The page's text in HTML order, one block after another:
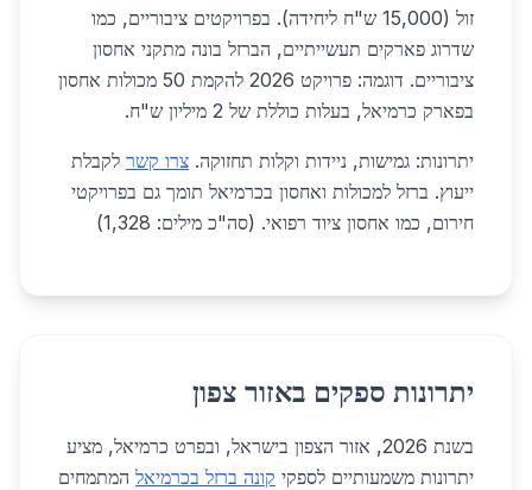
זול (15,000 ש"ח ליחידה). בפרויקטים ציבוריים, כמו
שדרוג פארקים תעשייתיים, הברזל בונה מתקני אחסון
ציבוריים. דוגמה: פרויקט 2026 להקמת 50 מכולות אחסון
בפארק כרמיאל, בעלות כוללת של 2 מיליון ש"ח.
יתרונות: גמישות, ניידות וקלות תחזוקה. צרו קשר לקבלת
ייעוץ. ברזל למכולות ואחסון בכרמיאל תומך גם בפרויקטי
חירום, כמו אחסון ציוד רפואי. (סה"כ מילים: 1,328)
יתרונות ספקים באזור צפון
בשנת 2026, אזור הצפון בישראל, ובפרט כרמיאל, מציע
יתרונות משמעותיים לספקי קונה ברזל בכרמיאל המתמחים